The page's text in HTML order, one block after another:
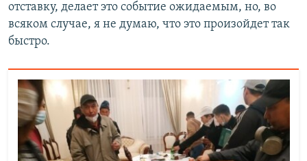
отставку, делает это событие ожидаемым, но, во
всяком случае, я не думаю, что это произойдет так
быстро.